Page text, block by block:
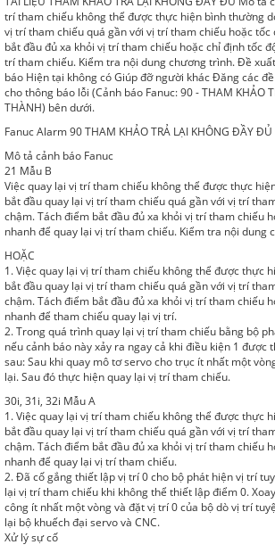
trí tham chiếu không thể được thực hiện bình thường
vị trí tham chiếu quá gần với vị trí tham chiếu hoặc tốc
bắt đầu đủ xa khỏi vị trí tham chiếu hoặc chỉ định tốc
trí tham chiếu. Kiểm tra nội dung chương trình.Đề
báo Hiện tại không cóGiúp đỡ người khácĐăng các
cho thông báo lỗi (Cảnh báo Fanuc: 90 - THAM KHẢO
THÀNH) bên dưới.
Fanuc Alarm 90 THAM KHẢO TRẢ LẠI KHÔNG ĐẦY ĐỦ
Mô tả cảnh báo Fanuc
21 Mẫu B
Việc quay lại vị trí tham chiếu không thể được thực
bắt đầu quay lại vị trí tham chiếu quá gần với vị trí
chậm. Tách điểm bắt đầu đủ xa khỏi vị trí tham chiếu
nhanh để quay lại vị trí tham chiếu. Kiểm tra nội dung
HOẶC
1. Việc quay lại vị trí tham chiếu không thể được thực
bắt đầu quay lại vị trí tham chiếu quá gần với vị trí
chậm. Tách điểm bắt đầu đủ xa khỏi vị trí tham chiếu
nhanh để tham chiếu quay lại vị trí.
2. Trong quá trình quay lại vị trí tham chiếu bằng bộ
nếu cảnh báo này xảy ra ngay cả khi điều kiện 1 được
sau: Sau khi quay mô tơ servo cho trục ít nhất một
lại. Sau đó thực hiện quay lại vị trí tham chiếu.
30i, 31i, 32i Mẫu A
1. Việc quay lại vị trí tham chiếu không thể được thực
bắt đầu quay lại vị trí tham chiếu quá gần với vị trí
chậm. Tách điểm bắt đầu đủ xa khỏi vị trí tham chiếu
nhanh để quay lại vị trí tham chiếu.
2. Đã cố gắng thiết lập vị trí 0 cho bộ phát hiện vị trí
lại vị trí tham chiếu khi không thể thiết lập điểm 0.
công ít nhất một vòng và đặt vị trí 0 của bộ dò vị trí
lại bộ khuếch đại servo và CNC.
Xử lý sự cố